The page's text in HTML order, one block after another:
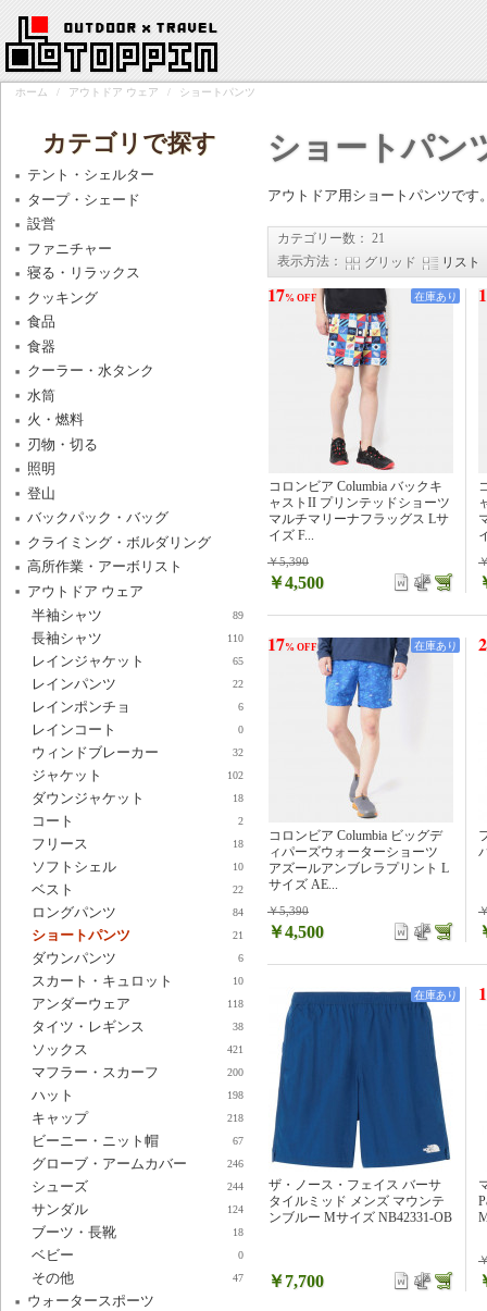
ホーム / アウトドア ウェア / ショートパンツ
ショートパン
アウトドア用ショートパンツで
カテゴリー数： 21
表示方法：
グリッド リスト
コロンビア Columbia バックキ
ャストII プリンテッドショーツ
マルチマリーナフラッグス Lサ
イズ F...
￥5,390
17% OFF
￥4,500
在庫あり
コロンビア Columbia ビッグデ
ィパーズウォーターショーツ
アズールアンブレラプリント L
サイズ AE...
￥5,390
17% OFF
￥4,500
在庫あり
ザ・ノース・フェイス バーサ
タイルミッド メンズ マウンテ
ンブルー Mサイズ NB42331-OB
￥7,700
在庫あり
カテゴリで探す
テント・シェルター
タープ・シェード
設営
ファニチャー
寝る・リラックス
クッキング
食品
食器
クーラー・水タンク
水筒
火・燃料
刃物・切る
照明
登山
バックパック・バッグ
クライミング・ボルダリング
高所作業・アーボリスト
アウトドア ウェア
半袖シャツ
89
長袖シャツ 110
レインジャケット 65
レインパンツ 22
レインポンチョ 6
レインコート 0
ウィンドブレーカー 32
ジャケット 102
ダウンジャケット 18
コート 2
フリース 18
ソフトシェル 10
ベスト 22
ロングパンツ 84
ショートパンツ 21
ダウンパンツ 6
スカート・キュロット 10
アンダーウェア 118
タイツ・レギンス 38
ソックス 421
マフラー・スカーフ 200
ハット 198
キャップ 218
ビーニー・ニット帽 67
グローブ・アームカバー 246
シューズ 244
サンダル 124
ブーツ・長靴 18
ベビー 0
その他 47
ウォータースポーツ